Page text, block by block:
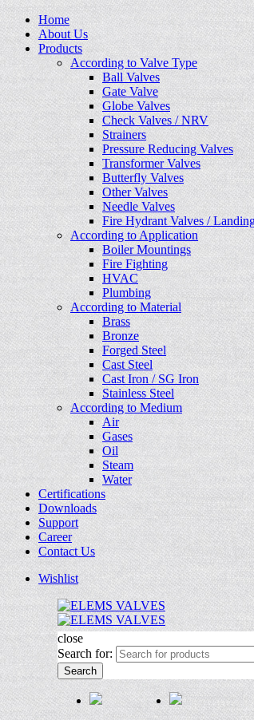
Home
About Us
Products
According to Valve Type
Ball Valves
Gate Valve
Globe Valves
Check Valves / NRV
Strainers
Pressure Reducing Valves
Transformer Valves
Butterfly Valves
Other Valves
Needle Valves
Fire Hydrant Valves /
According to Application
Boiler Mountings
Fire Fighting
HVAC
Plumbing
According to Material
Brass
Bronze
Forged Steel
Cast Steel
Cast Iron / SG Iron
Stainless Steel
According to Medium
Air
Gases
Oil
Steam
Water
Certifications
Downloads
Support
Career
Contact Us
Wishlist
close
Search for:
Search